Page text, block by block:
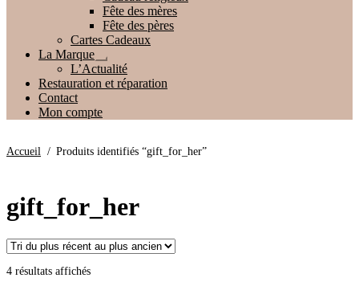
Fête des mères
Fête des pères
Cartes Cadeaux
La Marque
Ouvrir
le
menu
L’Actualité
Restauration et réparation
Contact
Mon compte
Accueil / Produits identifiés “gift_for_her”
gift_for_her
4 résultats affichésTrié